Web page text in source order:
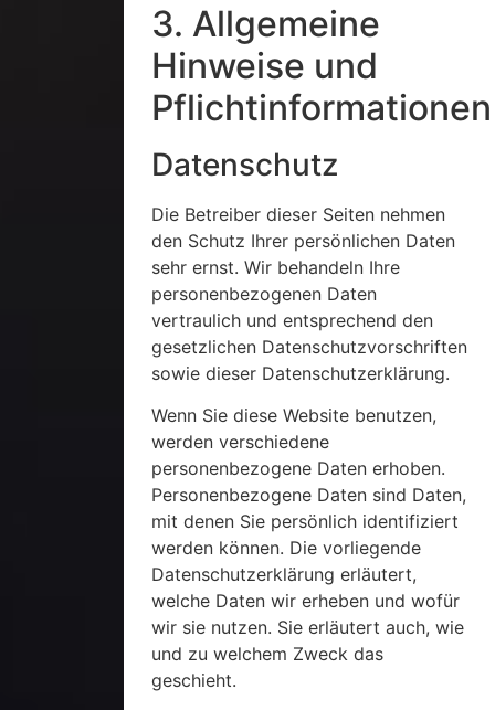
3. Allgemeine
Hinweise und
Pflichtinformationen
Datenschutz
Die Betreiber dieser Seiten nehmen
den Schutz Ihrer persönlichen Daten
sehr ernst. Wir behandeln Ihre
personenbezogenen Daten
vertraulich und entsprechend den
gesetzlichen Datenschutzvorschriften
sowie dieser Datenschutzerklärung.
Wenn Sie diese Website benutzen,
werden verschiedene
personenbezogene Daten erhoben.
Personenbezogene Daten sind Daten,
mit denen Sie persönlich identifiziert
werden können. Die vorliegende
Datenschutzerklärung erläutert,
welche Daten wir erheben und wofür
wir sie nutzen. Sie erläutert auch, wie
und zu welchem Zweck das
geschieht.